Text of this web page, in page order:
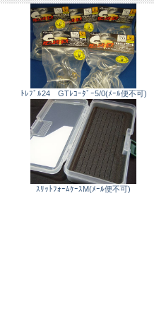
ﾄﾚﾌﾞﾙ24 GTﾚｺｰﾀﾞｰ5/0(ﾒｰﾙ便不可)
ｽﾘｯﾄﾌｫｰﾑｹｰｽM(ﾒｰﾙ便不可)